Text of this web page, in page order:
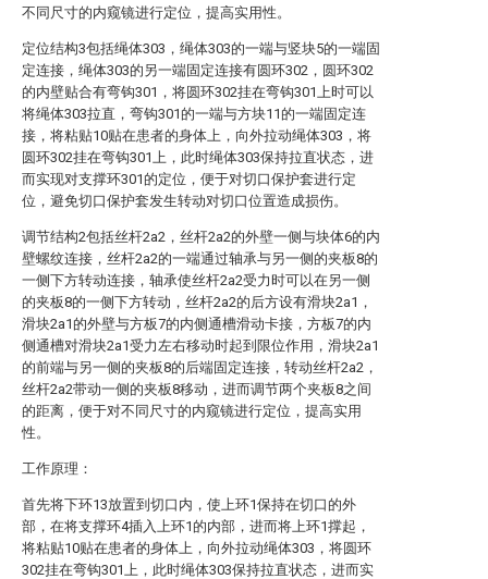
不同尺寸的内窥镜进行定位，提高实用性。
定位结构3包括绳体303，绳体303的一端与竖块5的一端固
定连接，绳体303的另一端固定连接有圆环302，圆环302
的内壁贴合有弯钩301，将圆环302挂在弯钩301上时可以
将绳体303拉直，弯钩301的一端与方块11的一端固定连
接，将粘贴10贴在患者的身体上，向外拉动绳体303，将
圆环302挂在弯钩301上，此时绳体303保持拉直状态，进
而实现对支撑环301的定位，便于对切口保护套进行定
位，避免切口保护套发生转动对切口位置造成损伤。
调节结构2包括丝杆2a2，丝杆2a2的外壁一侧与块体6的内
壁螺纹连接，丝杆2a2的一端通过轴承与另一侧的夹板8的
一侧下方转动连接，轴承使丝杆2a2受力时可以在另一侧
的夹板8的一侧下方转动，丝杆2a2的后方设有滑块2a1，
滑块2a1的外壁与方板7的内侧通槽滑动卡接，方板7的内
侧通槽对滑块2a1受力左右移动时起到限位作用，滑块2a1
的前端与另一侧的夹板8的后端固定连接，转动丝杆2a2，
丝杆2a2带动一侧的夹板8移动，进而调节两个夹板8之间
的距离，便于对不同尺寸的内窥镜进行定位，提高实用
性。
工作原理：
首先将下环13放置到切口内，使上环1保持在切口的外
部，在将支撑环4插入上环1的内部，进而将上环1撑起，
将粘贴10贴在患者的身体上，向外拉动绳体303，将圆环
302挂在弯钩301上，此时绳体303保持拉直状态，进而实